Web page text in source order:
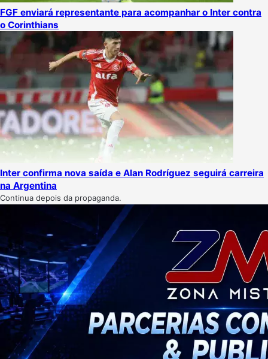
FGF enviará representante para acompanhar o Inter contra
o Corinthians
Inter confirma nova saída e Alan Rodríguez seguirá carreira
na Argentina
Continua depois da propaganda.